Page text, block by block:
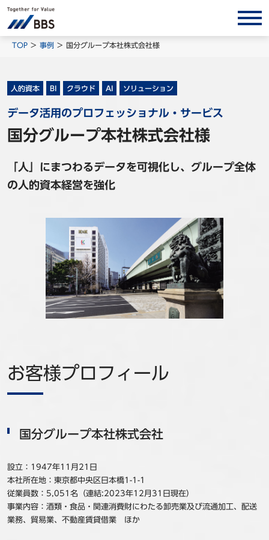
株主・投資家情報 採用情報
サービス/ソリューション
製品・ソリューション
インサイト
ホワイトペーパー
BBS Group News
出版書籍
事例
セミナ−
お問い合わせ
TOP 事例 国分グループ本社株式会社様
人的資本 BI クラウド AI ソリューション
データ活用のプロフェッショナル・サービス
国分グループ本社株式会社様
「人」にまつわるデータを可視化し、グループ全体
の人的資本経営を強化
お客様プロフィール
国分グループ本社株式会社
設立：1947年11月21日
本社所在地：東京都中央区日本橋1-1-1
従業員数：5,051名（連結:2023年12月31日現在）
事業内容：酒類・食品・関連消費財にわたる卸売業及び流通加工、配送
業務、貿易業、不動産賃貸借業 ほか